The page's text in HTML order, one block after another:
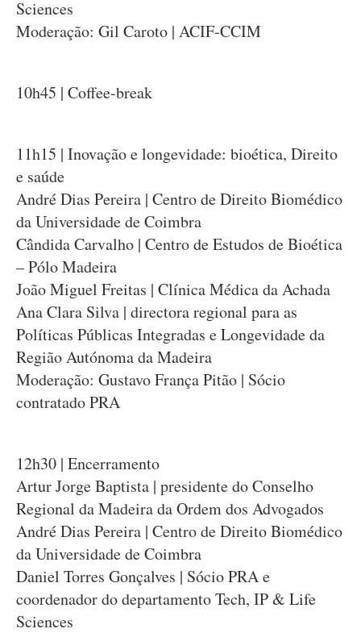
Sciences
Moderação: Gil Caroto | ACIF-CCIM
10h45 | Coffee-break
11h15 | Inovação e longevidade: bioética, Direito
e saúde
André Dias Pereira | Centro de Direito Biomédico
da Universidade de Coimbra
Cândida Carvalho | Centro de Estudos de Bioética
– Pólo Madeira
João Miguel Freitas | Clínica Médica da Achada
Ana Clara Silva | directora regional para as
Políticas Públicas Integradas e Longevidade da
Região Autónoma da Madeira
Moderação: Gustavo França Pitão | Sócio
contratado PRA
12h30 | Encerramento
Artur Jorge Baptista | presidente do Conselho
Regional da Madeira da Ordem dos Advogados
André Dias Pereira | Centro de Direito Biomédico
da Universidade de Coimbra
Daniel Torres Gonçalves | Sócio PRA e
coordenador do departamento Tech, IP & Life
Sciences